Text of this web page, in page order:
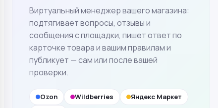
Виртуальный менеджер вашего магазина:
подтягивает вопросы, отзывы и
сообщения с площадки, пишет ответ по
карточке товара и вашим правилам и
публикует — сам или после вашей
проверки.
Ozon Wildberries
Яндекс Маркет